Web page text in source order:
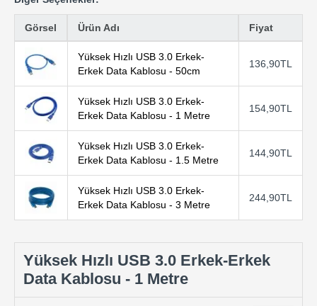
Görsel Ürün Adı Fiyat
Yüksek Hızlı USB 3.0 Erkek-
Erkek Data Kablosu - 50cm
136,90TL
Yüksek Hızlı USB 3.0 Erkek-
Erkek Data Kablosu - 1 Metre
154,90TL
Yüksek Hızlı USB 3.0 Erkek-
Erkek Data Kablosu - 1.5 Metre
144,90TL
Yüksek Hızlı USB 3.0 Erkek-
Erkek Data Kablosu - 3 Metre
244,90TL
Yüksek Hızlı USB 3.0 Erkek-Erkek
Data Kablosu - 1 Metre